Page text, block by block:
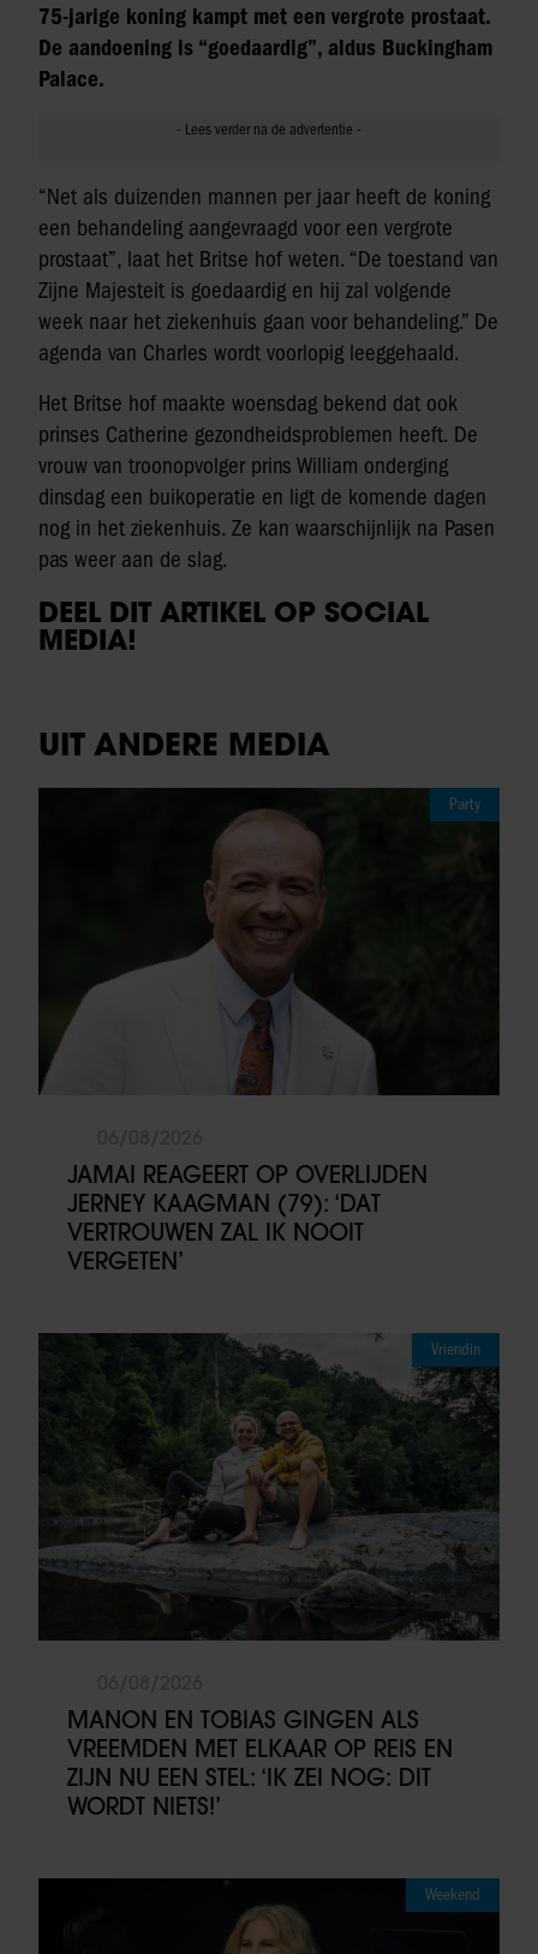
75-jarige koning kampt met een vergrote prostaat.
De aandoening is “goedaardig”, aldus Buckingham
Palace.
“Net als duizenden mannen per jaar heeft de koning
een behandeling aangevraagd voor een vergrote
prostaat”, laat het Britse hof weten. “De toestand van
Zijne Majesteit is goedaardig en hij zal volgende
week naar het ziekenhuis gaan voor behandeling.” De
agenda van Charles wordt voorlopig leeggehaald.
Het Britse hof maakte woensdag bekend dat ook
prinses Catherine gezondheidsproblemen heeft. De
vrouw van troonopvolger prins William onderging
dinsdag een buikoperatie en ligt de komende dagen
nog in het ziekenhuis. Ze kan waarschijnlijk na Pasen
pas weer aan de slag.
DEEL DIT ARTIKEL OP SOCIAL
MEDIA!
UIT ANDERE MEDIA
Party
JAMAI REAGEERT OP OVERLIJDEN
JERNEY KAAGMAN (79): ‘DAT
VERTROUWEN ZAL IK NOOIT
VERGETEN’
Vriendin
MANON EN TOBIAS GINGEN ALS
VREEMDEN MET ELKAAR OP REIS EN
ZIJN NU EEN STEL: ‘IK ZEI NOG: DIT
WORDT NIETS!’
Weekend